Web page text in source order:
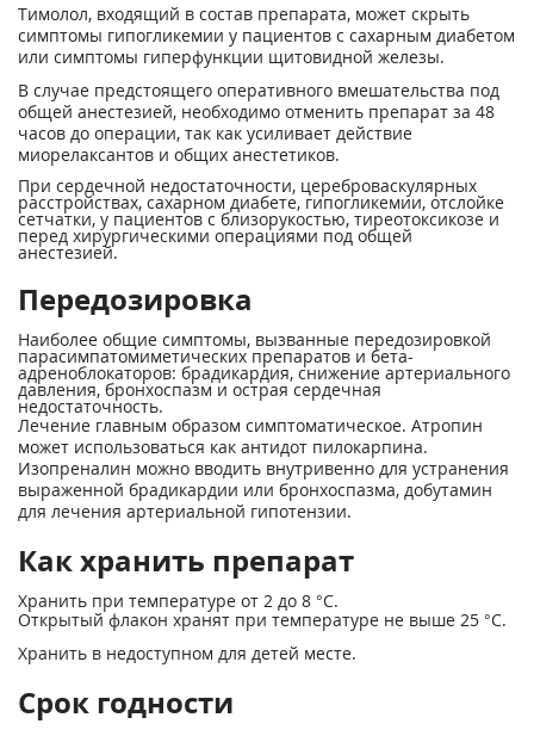
Тимолол, входящий в состав препарата, может скрыть
симптомы гипогликемии у пациентов с сахарным диабетом
или симптомы гиперфункции щитовидной железы.
В случае предстоящего оперативного вмешательства под
общей анестезией, необходимо отменить препарат за 48
часов до операции, так как усиливает действие
миорелаксантов и общих анестетиков.
При сердечной недостаточности, цереброваскулярных
расстройствах, сахарном диабете, гипогликемии, отслойке
сетчатки, у пациентов с близорукостью, тиреотоксикозе и
перед хирургическими операциями под общей
анестезией.
Передозировка
Наиболее общие симптомы, вызванные передозировкой
парасимпатомиметических препаратов и бета-
адреноблокаторов: брадикардия, снижение артериального
давления, бронхоспазм и острая сердечная
недостаточность.
Лечение главным образом симптоматическое. Атропин
может использоваться как антидот пилокарпина.
Изопреналин можно вводить внутривенно для устранения
выраженной брадикардии или бронхоспазма, добутамин
для лечения артериальной гипотензии.
Как хранить препарат
Хранить при температуре от 2 до 8 °С.
Открытый флакон хранят при температуре не выше 25 °С.
Хранить в недоступном для детей месте.
Срок годности